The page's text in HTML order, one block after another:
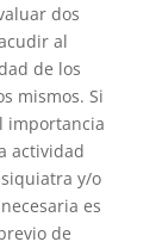
dos
al
de los
mismos. Si
importancia
actividad
y/o
es
de